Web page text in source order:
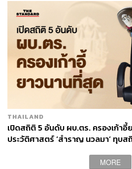
THAILAND
เปิดสถิติ 5 อันดับ ผบ.ตร. ครองเก้าอี้
ประวัติศาสตร์ ‘สำราญ นวลมา’ ทุบส
MORE